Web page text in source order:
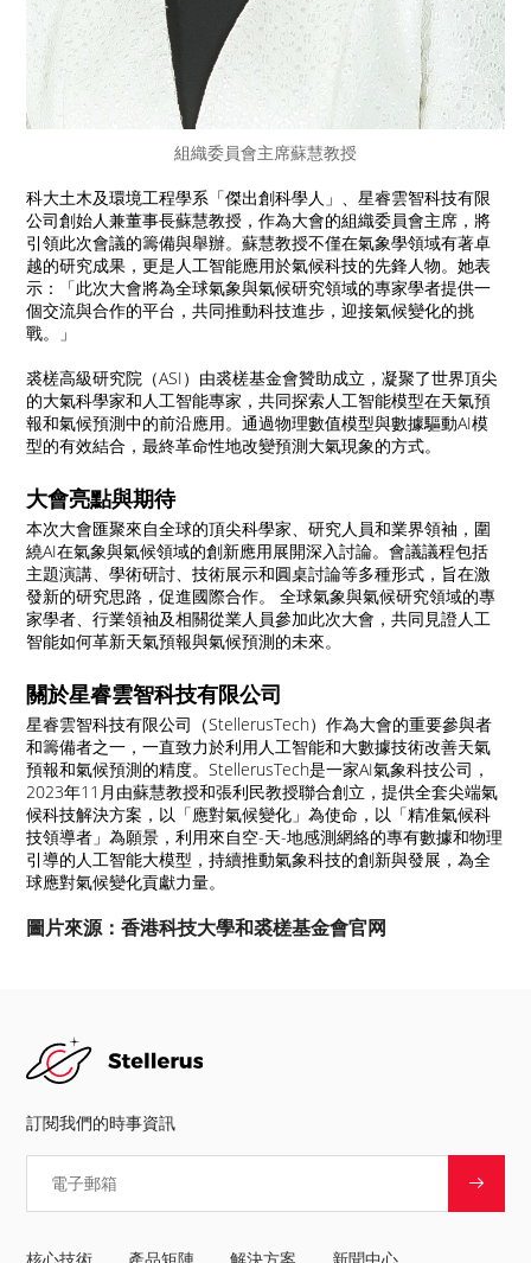
組織委員會主席蘇慧教授
科大土木及環境工程學系「傑出創科學人」、星睿雲智科技有限
公司創始人兼董事長蘇慧教授，作為大會的組織委員會主席，將
引領此次會議的籌備與舉辦。蘇慧教授不僅在氣象學領域有著卓
越的研究成果，更是人工智能應用於氣候科技的先鋒人物。她表
示：「此次大會將為全球氣象與氣候研究領域的專家學者提供一
個交流與合作的平台，共同推動科技進步，迎接氣候變化的挑
戰。」
裘槎高級研究院（ASI）由裘槎基金會贊助成立，凝聚了世界頂尖
的大氣科學家和人工智能專家，共同探索人工智能模型在天氣預
報和氣候預測中的前沿應用。通過物理數值模型與數據驅動AI模
型的有效結合，最終革命性地改變預測大氣現象的方式。
大會亮點與期待
本次大會匯聚來自全球的頂尖科學家、研究人員和業界領袖，圍
繞AI在氣象與氣候領域的創新應用展開深入討論。會議議程包括
主題演講、學術研討、技術展示和圓桌討論等多種形式，旨在激
發新的研究思路，促進國際合作。 全球氣象與氣候研究領域的專
家學者、行業領袖及相關從業人員參加此次大會，共同見證人工
智能如何革新天氣預報與氣候預測的未來。
關於星睿雲智科技有限公司
星睿雲智科技有限公司（StellerusTech）作為大會的重要參與者
和籌備者之一，一直致力於利用人工智能和大數據技術改善天氣
預報和氣候預測的精度。StellerusTech是一家AI氣象科技公司，
2023年11月由蘇慧教授和張利民教授聯合創立，提供全套尖端氣
候科技解決方案，以「應對氣候變化」為使命，以「精准氣候科
技領導者」為願景，利用來自空-天-地感測網絡的專有數據和物理
引導的人工智能大模型，持續推動氣象科技的創新與發展，為全
球應對氣候變化貢獻力量。
圖片來源：香港科技大學和裘槎基金會官网
訂閱我們的時事資訊